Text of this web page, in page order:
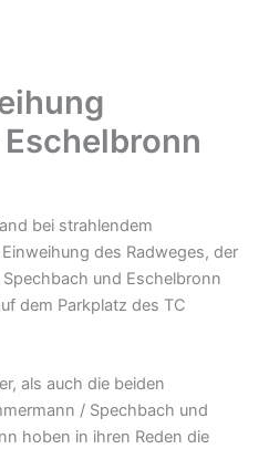
bei strahlendem
des Radweges, der
und Eschelbronn
dem Parkplatz des TC
als auch die beiden
/ Spechbach und
hoben in ihren Reden die